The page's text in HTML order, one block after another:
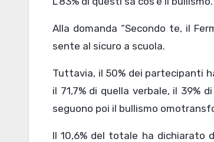
Alla domanda “Secondo te, il
sente al sicuro a scuola.
Tuttavia, il 50% dei partecipanti
il 71,7% di quella verbale, il 39%
seguono poi il bullismo
Il 10,6% del totale ha dichiarato